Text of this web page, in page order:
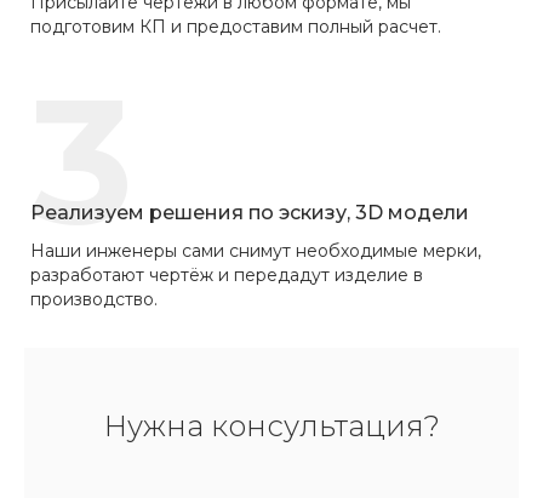
подготовим КП и предоставим полный расчет.
3
Реализуем решения по эскизу, 3D модели
Наши инженеры сами снимут необходимые мерки,
разработают чертёж и передадут изделие в
производство.
Нужна консультация?